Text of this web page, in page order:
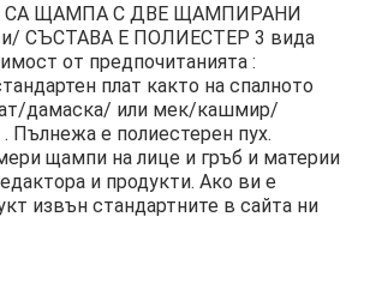
СА ЩАМПА С ДВЕ ЩАМПИРАНИ
СЪСТАВА Е ПОЛИЕСТЕР 3 вида
от предпочитанията :
плат както на спалното
дамаска/ или мек/кашмир/
. Пълнежа е полиестерен пух.
щампи на лице и гръб и материи
и продукти. Ако ви е
извън стандартните в сайта ни